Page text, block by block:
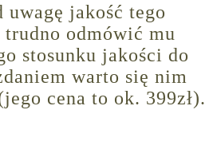
uwagę jakość tego
trudno odmówić mu
stosunku jakości do
warto się nim
cena to ok. 399zł).